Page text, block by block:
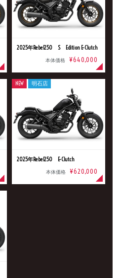
2025年Rebel250 S Edition E-Clutch
本体価格 ¥640,000
2025年Rebel250 E-Clutch
本体価格 ¥620,000
NEW 明石店
中古車
明石店